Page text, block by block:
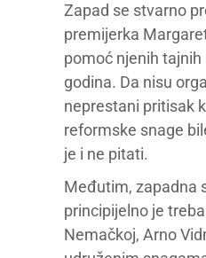
Zapad se stvarno
premijerka
pomoć njenih
godina. Da nisu
neprestani pritisak
reformske snage
je i ne pitati.
Međutim, zapadna
principijelno je
Nemačkoj, Arno